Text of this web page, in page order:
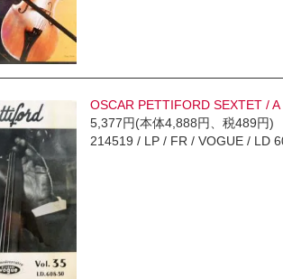
OSCAR PETTIFORD SEXTET /
5,377円(本体4,888円、税489円)
214519 / LP / FR / VOGUE / LD